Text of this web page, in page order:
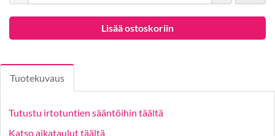
Lisää ostoskoriin
Tuotekuvaus
Tutustu irtotuntien sääntöihin täältä
Katso aikataulut täältä